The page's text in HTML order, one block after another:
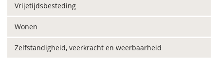
Vrijetijdsbesteding
Wonen
Zelfstandigheid, veerkracht en weerbaarheid